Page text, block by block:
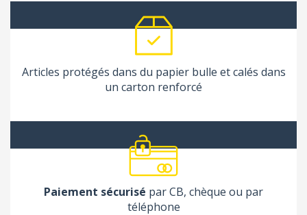
Articles protégés dans du papier bulle et calés dans
un carton renforcé
Paiement sécurisé par CB, chèque ou par
téléphone